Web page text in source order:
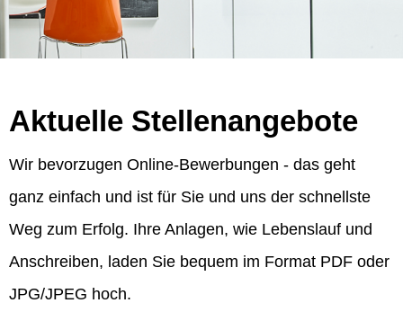
Aktuelle Stellenangebote
Wir bevorzugen Online-Bewerbungen - das geht
ganz einfach und ist für Sie und uns der schnellste
Weg zum Erfolg. Ihre Anlagen, wie Lebenslauf und
Anschreiben, laden Sie bequem im Format PDF oder
JPG/JPEG hoch.